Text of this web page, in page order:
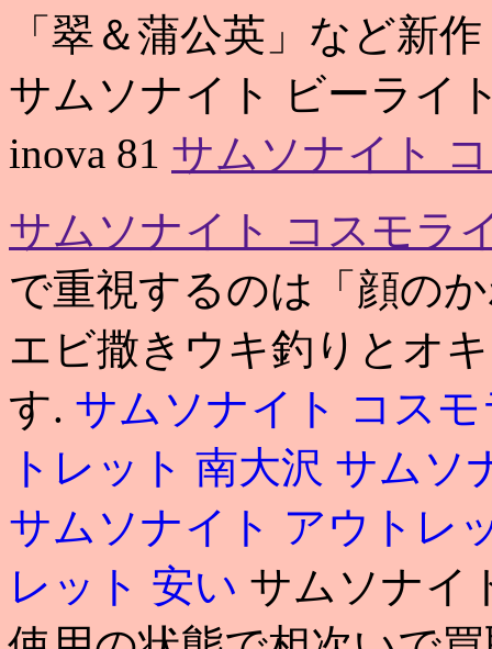
「翠＆蒲公英」など新
サムソナイト ビーライ
inova 81 サムソナイト
サムソナイト コスモラ
で重視するのは「顔の
エビ撒きウキ釣りとオ
す. サムソナイト コス
トレット 南大沢 サムソ
サムソナイト アウトレ
レット 安い サムソナイ